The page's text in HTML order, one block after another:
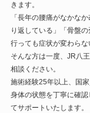
きます。
「長年の腰痛がなかな
り返している」「骨盤
行っても症状が変わらな
そんな方は一度、JR八
相談ください。
施術経験25年以上、国
身体の状態を丁寧に確
てサポートいたします。